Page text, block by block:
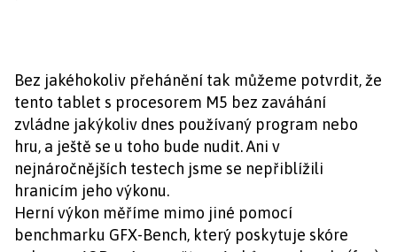
Bez jakéhokoliv přehánění tak můžeme potvrdit, že
tento tablet s procesorem M5 bez zaváhání
zvládne jakýkoliv dnes používaný program nebo
hru, a ještě se u toho bude nudit. Ani v
nejnáročnějších testech jsme se nepřiblížili
hranicím jeho výkonu.
Herní výkon měříme mimo jiné pomocí
benchmarku GFX-Bench, který poskytuje skóre